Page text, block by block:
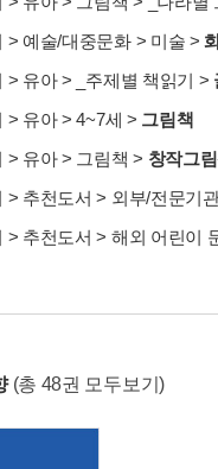
> 예술/대중문화> 미술 >
> 유아> _주제별 책읽기 >
> 유아>4~7세 > 그림책
> 유아> 그림책 > 창작그
> 추천도서 > 외부/전문기
> 추천도서 > 해외 어린이
(총 48권 모두보기)